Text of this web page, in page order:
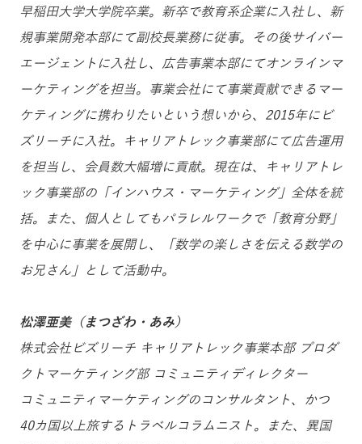
早稲田大学大学院卒業。新卒で教育系企業に入社し、新
規事業開発本部にて副校長業務に従事。その後サイバー
エージェントに入社し、広告事業本部にてオンラインマ
ーケティングを担当。事業会社にて事業貢献できるマー
ケティングに携わりたいという想いから、2015年にビ
ズリーチに入社。キャリアトレック事業部にて広告運用
を担当し、会員数大幅増に貢献。現在は、キャリアトレ
ック事業部の「インハウス・マーケティング」全体を統
括。また、個人としてもパラレルワークで「教育分野」
を中心に事業を展開し、「数学の楽しさを伝える数学の
お兄さん」として活動中。
松澤亜美（まつざわ・あみ）
株式会社ビズリーチ キャリアトレック事業本部 プロダ
クトマーケティング部 コミュニティディレクター
コミュニティマーケティングのコンサルタント、かつ
40カ国以上旅するトラベルコラムニスト。また、異国